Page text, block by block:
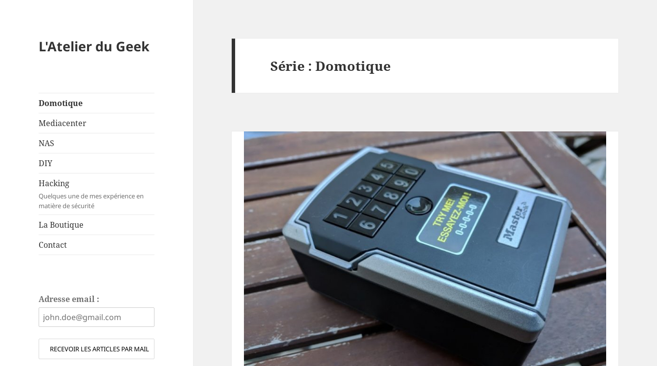
L'Atelier du Geek
Domotique
Mediacenter
NAS
DIY
Hacking
Quelques une de mes expérience en
matière de sécurité
La Boutique
Contact
Adresse email :
Série :Domotique